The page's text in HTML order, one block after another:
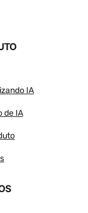
IA
de IA